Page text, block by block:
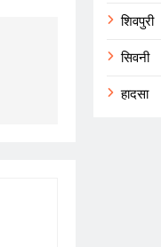
शिवपुरी
सिवनी
हादसा